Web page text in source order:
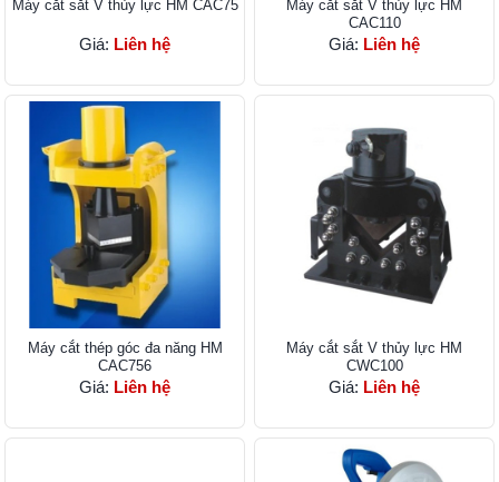
Máy cắt sắt V thủy lực HM CAC75
Giá: Liên hệ
Máy cắt sắt V thủy lực HM
CAC110
Giá: Liên hệ
Máy cắt thép góc đa năng HM
CAC756
Giá: Liên hệ
Máy cắt sắt V thủy lực HM
CWC100
Giá: Liên hệ